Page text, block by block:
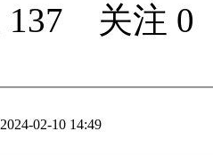
137 关注 0
2024-02-10 14:49